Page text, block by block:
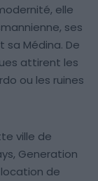
elle
ses
sa Médina. De
attirent les
ou les ruines
ville de
Generation
de